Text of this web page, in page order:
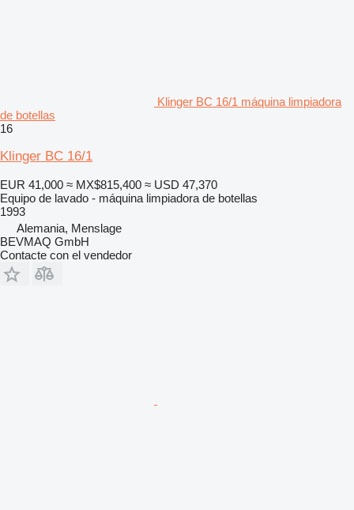
Klinger BC 16/1 máquina limpiadora
de botellas
16
Klinger BC 16/1
EUR 41,000 ≈ MX$815,400 ≈ USD 47,370
Equipo de lavado - máquina limpiadora de botellas
1993
Alemania, Menslage
BEVMAQ GmbH
Contacte con el vendedor